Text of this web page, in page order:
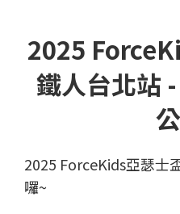
2025
鐵人台北站 -
2025 ForceKids亞瑟士
囉~